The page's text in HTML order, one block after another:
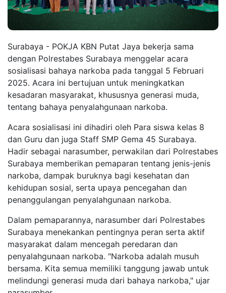
Surabaya - POKJA KBN Putat Jaya bekerja sama
dengan Polrestabes Surabaya menggelar acara
sosialisasi bahaya narkoba pada tanggal 5 Februari
2025. Acara ini bertujuan untuk meningkatkan
kesadaran masyarakat, khususnya generasi muda,
tentang bahaya penyalahgunaan narkoba.
Acara sosialisasi ini dihadiri oleh Para siswa kelas 8
dan Guru dan juga Staff SMP Gema 45 Surabaya.
Hadir sebagai narasumber, perwakilan dari Polrestabes
Surabaya memberikan pemaparan tentang jenis-jenis
narkoba, dampak buruknya bagi kesehatan dan
kehidupan sosial, serta upaya pencegahan dan
penanggulangan penyalahgunaan narkoba.
Dalam pemaparannya, narasumber dari Polrestabes
Surabaya menekankan pentingnya peran serta aktif
masyarakat dalam mencegah peredaran dan
penyalahgunaan narkoba. "Narkoba adalah musuh
bersama. Kita semua memiliki tanggung jawab untuk
melindungi generasi muda dari bahaya narkoba," ujar